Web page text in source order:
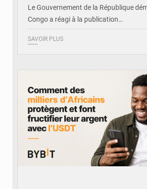
Le Gouvernement de la République
Congo a réagi à la publication…
SAVOIR PLUS